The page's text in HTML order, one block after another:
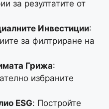
за резултатите от
Инвестиции:
за филтриране на
Грижа:
избраните
ESG: Постройте